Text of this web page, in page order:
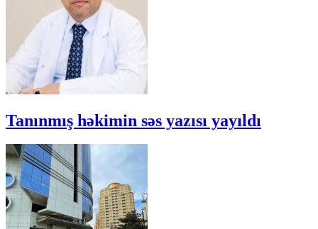
Tanınmış həkimin səs yazısı yayıldı